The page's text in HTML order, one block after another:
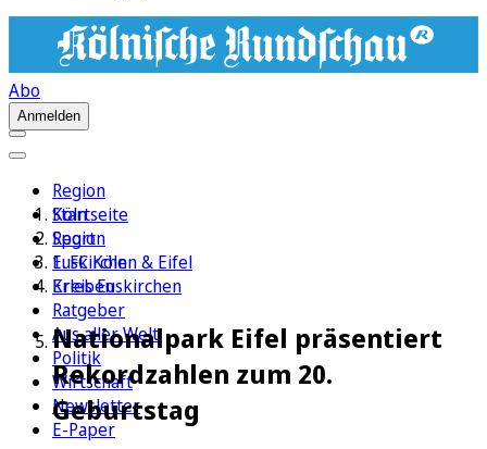
Abo
Anmelden
Region
Köln
Sport
1. FC Köln
Erleben
Ratgeber
Aus aller Welt
Politik
Wirtschaft
Newsletter
E-Paper
Startseite
Region
Euskirchen & Eifel
Kreis Euskirchen
Nationalpark Eifel präsentiert
Rekordzahlen zum 20.
Geburtstag